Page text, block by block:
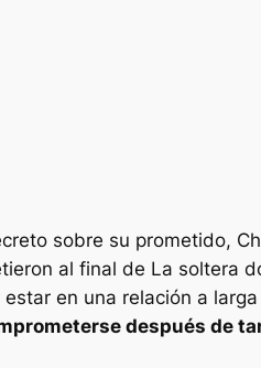
sobre su prometido,
al final de La soltera
en una relación a
después de